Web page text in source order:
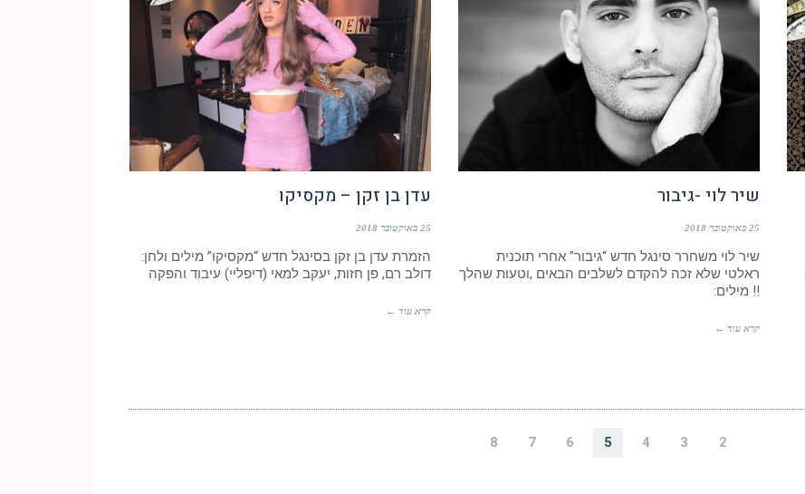
שיר לוי -גיבור
25 באוקטובר 2018
שיר לוי משחרר סינגל חדש “גיבור” אחרי תוכנית
ראלטי שלא זכה להקדם לשלבים הבאים ,וטעות שהלך
!! מילים:
קרא עוד ←
עדן בן זקן – מקסיקו
25 באוקטובר 2018
הזמרת עדן בן זקן בסינגל חדש “מקסיקו” מילים ולחן:
דולב רם, פן חזות, יעקב למאי (דיפליי) עיבוד והפקה
קרא עוד ←
2
3
4
5
6
7
8